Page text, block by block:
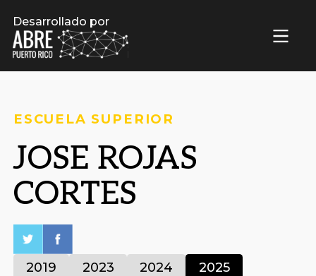
Desarrollado por
ESCUELA SUPERIOR
JOSE ROJAS
CORTES
2019 2023 2024 2025